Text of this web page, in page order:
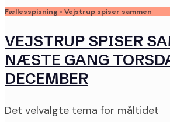
Fællesspisning • Vejstrup spiser sammen
VEJSTRUP SPISER
NÆSTE GANG
DECEMBER
Det velvalgte tema for måltidet